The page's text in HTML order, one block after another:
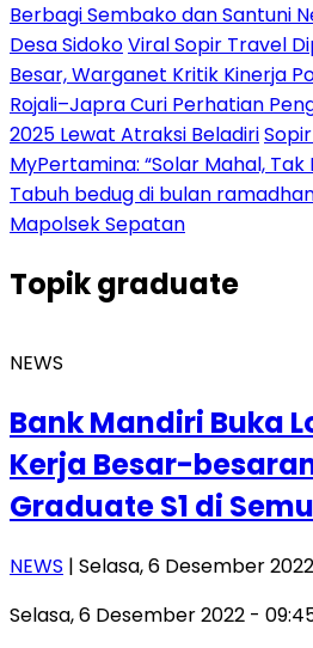
Berbagi Sembako dan Santuni
Desa SidokoViral Sopir Travel
Besar, Warganet Kritik Kinerja
Rojali–Japra Curi Perhatian
2025 Lewat Atraksi Beladiri
MyPertamina: “Solar Mahal, Tak
Tabuh bedug di bulan
Mapolsek Sepatan
Topikgraduate
NEWS
Bank Mandiri Buka
Kerja Besar-
Graduate S1 di
NEWS | Selasa, 6 Desember
Selasa, 6 Desember 2022 -